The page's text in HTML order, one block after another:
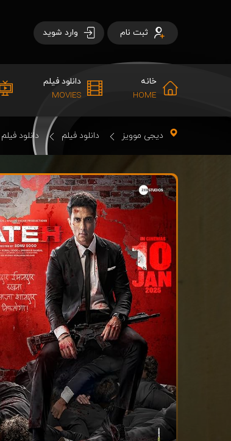
ثبت نام وارد شوید
خانه
HOME
دانلود فیلم
MOVIES
دیجی موویز دانلود فیلم دانلود فیلم Fateh 2025